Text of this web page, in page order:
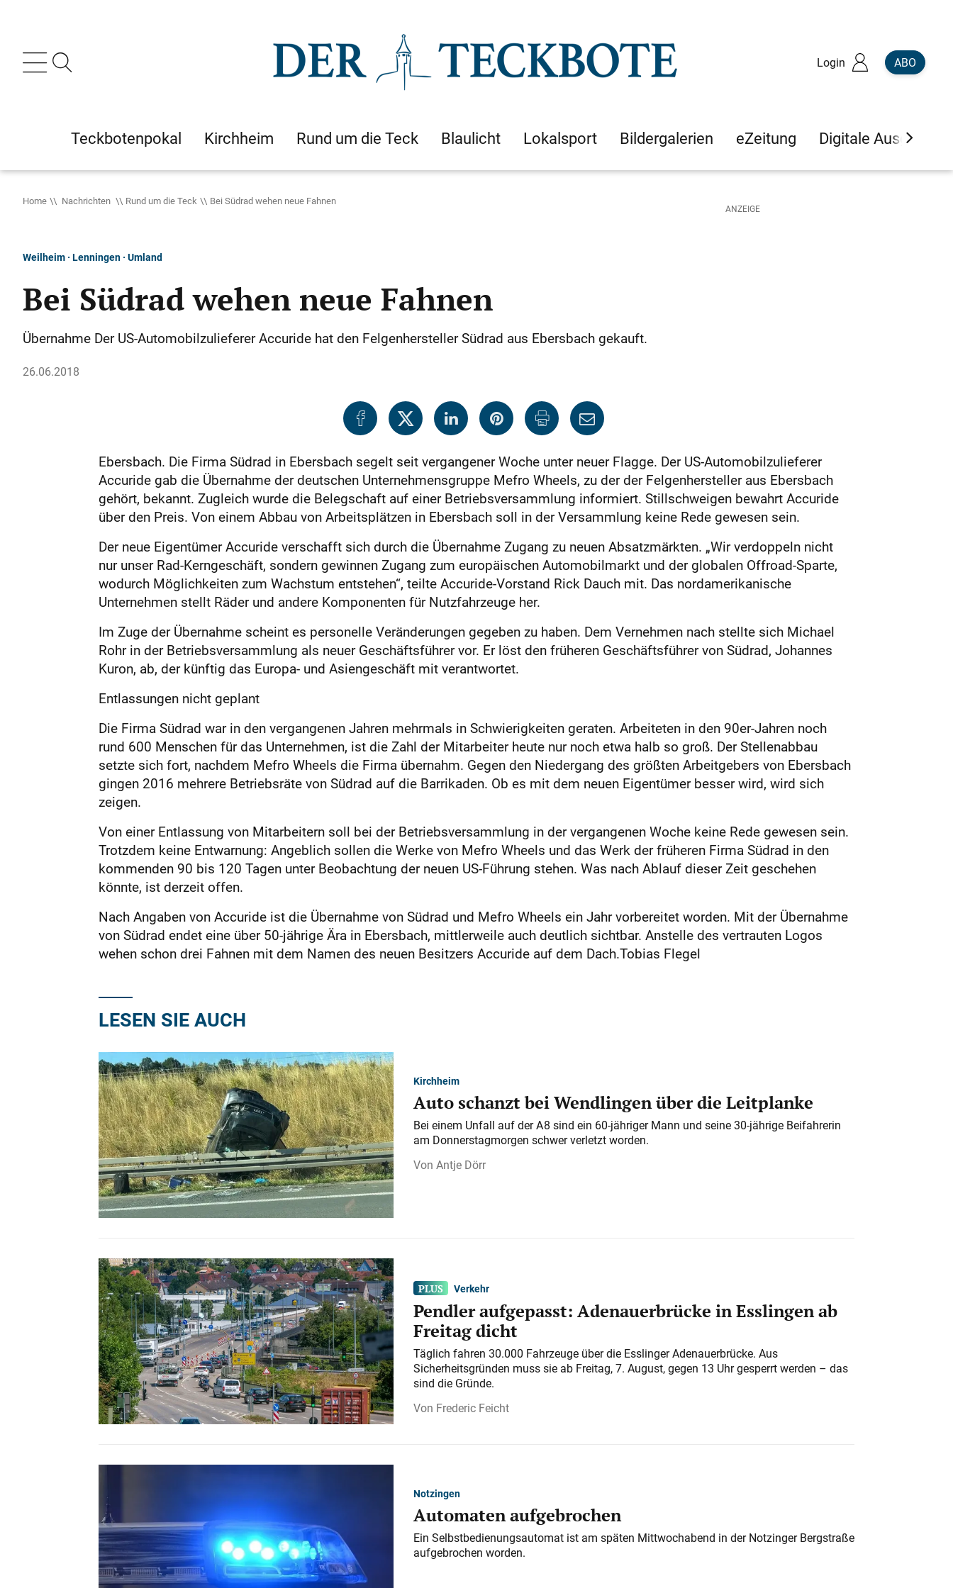
Login ABO
Teckbotenpokal Kirchheim Rund um die Teck Blaulicht Lokalsport Bildergalerien eZeitung Digitale Ausgaben
Home Nachrichten Rund um die Teck Bei Südrad wehen neue Fahnen
Weilheim · Lenningen · Umland
Bei Südrad wehen neue Fahnen
Übernahme Der US-Automobilzulieferer Accuride hat den Felgenhersteller Südrad aus Ebersbach gekauft.
26.06.2018
Ebersbach. Die Firma Südrad in Ebersbach segelt seit vergangener Woche unter neuer Flagge. Der US-Automobilzulieferer
Accuride gab die Übernahme der deutschen Unternehmensgruppe Mefro Wheels, zu der der Felgenhersteller aus Ebersbach
gehört, bekannt. Zugleich wurde die Belegschaft auf einer Betriebsversammlung informiert. Stillschweigen bewahrt Accuride
über den Preis. Von einem Abbau von Arbeitsplätzen in Ebersbach soll in der Versammlung keine Rede gewesen sein.
Der neue Eigentümer Accuride verschafft sich durch die Übernahme Zugang zu neuen Absatzmärkten. „Wir verdoppeln nicht
nur unser Rad-Kerngeschäft, sondern gewinnen Zugang zum europäischen Automobilmarkt und der globalen Offroad-Sparte,
wodurch Möglichkeiten zum Wachstum entstehen“, teilte Accuride-Vorstand Rick Dauch mit. Das nordamerikanische
Unternehmen stellt Räder und andere Komponenten für Nutzfahrzeuge her.
Im Zuge der Übernahme scheint es personelle Veränderungen gegeben zu haben. Dem Vernehmen nach stellte sich Michael
Rohr in der Betriebsversammlung als neuer Geschäftsführer vor. Er löst den früheren Geschäftsführer von Südrad, Johannes
Kuron, ab, der künftig das Europa- und Asiengeschäft mit verantwortet.
Entlassungen nicht geplant
Die Firma Südrad war in den vergangenen Jahren mehrmals in Schwierigkeiten geraten. Arbeiteten in den 90er-Jahren noch
rund 600 Menschen für das Unternehmen, ist die Zahl der Mitarbeiter heute nur noch etwa halb so groß. Der Stellenabbau
setzte sich fort, nachdem Mefro Wheels die Firma übernahm. Gegen den Niedergang des größten Arbeitgebers von Ebersbach
gingen 2016 mehrere Betriebsräte von Südrad auf die Barrikaden. Ob es mit dem neuen Eigentümer besser wird, wird sich
zeigen.
Von einer Entlassung von Mitarbeitern soll bei der Betriebsversammlung in der vergangenen Woche keine Rede gewesen sein.
Trotzdem keine Entwarnung: Angeblich sollen die Werke von Mefro Wheels und das Werk der früheren Firma Südrad in den
kommenden 90 bis 120 Tagen unter Beobachtung der neuen US-Führung stehen. Was nach Ablauf dieser Zeit geschehen
könnte, ist derzeit offen.
Nach Angaben von Accuride ist die Übernahme von Südrad und Mefro Wheels ein Jahr vorbereitet worden. Mit der Übernahme
von Südrad endet eine über 50-jährige Ära in Ebersbach, mittlerweile auch deutlich sichtbar. Anstelle des vertrauten Logos
wehen schon drei Fahnen mit dem Namen des neuen Besitzers Accuride auf dem Dach.Tobias Flegel
LESEN SIE AUCH
Kirchheim
Auto schanzt bei Wendlingen über die Leitplanke
Bei einem Unfall auf der A 8 sind ein 60-jähriger Mann und seine 30-jährige Beifahrerin
am Donnerstagmorgen schwer verletzt worden.
Antje Dörr
Verkehr
Pendler aufgepasst: Adenauerbrücke in Esslingen ab
Freitag dicht
Täglich fahren 30.000 Fahrzeuge über die Esslinger Adenauerbrücke. Aus
Sicherheitsgründen muss sie ab Freitag, 7. August, gegen 13 Uhr gesperrt werden – das
sind die Gründe.
Frederic Feicht
Notzingen
Automaten aufgebrochen
Ein Selbstbedienungsautomat ist am späten Mittwochabend in der Notzinger Bergstraße
aufgebrochen worden.